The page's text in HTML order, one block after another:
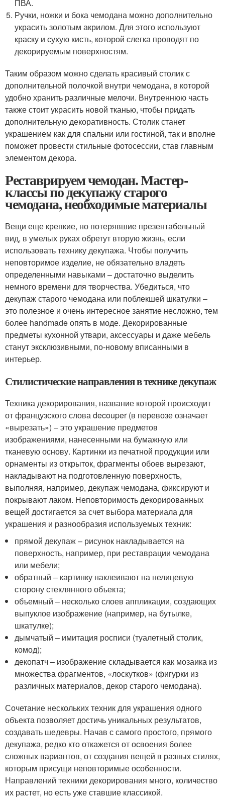
ПВА.
Ручки, ножки и бока чемодана можно дополнительно
украсить золотым акрилом. Для этого используют
краску и сухую кисть, которой слегка проводят по
декорируемым поверхностям.
Таким образом можно сделать красивый столик с
дополнительной полочкой внутри чемодана, в которой
удобно хранить различные мелочи. Внутреннюю часть
также стоит украсить новой тканью, чтобы придать
дополнительную декоративность. Столик станет
украшением как для спальни или гостиной, так и вполне
поможет провести стильные фотосессии, став главным
элементом декора.
Реставрируем чемодан. Мастер-
классы по декупажу старого
чемодана, необходимые материалы
Вещи еще крепкие, но потерявшие презентабельный
вид, в умелых руках обретут вторую жизнь, если
использовать технику декупажа. Чтобы получить
неповторимое изделие, не обязательно владеть
определенными навыками – достаточно выделить
немного времени для творчества. Убедиться, что
декупаж старого чемодана или поблекшей шкатулки –
это полезное и очень интересное занятие несложно, тем
более handmade опять в моде. Декорированные
предметы кухонной утвари, аксессуары и даже мебель
станут эксклюзивными, по-новому вписанными в
интерьер.
Стилистические направления в технике декупаж
Техника декорирования, название которой происходит
от французского слова decouper (в перевозе означает
«вырезать») – это украшение предметов
изображениями, нанесенными на бумажную или
тканевую основу. Картинки из печатной продукции или
орнаменты из открыток, фрагменты обоев вырезают,
накладывают на подготовленную поверхность,
выполняя, например, декупаж чемодана, фиксируют и
покрывают лаком. Неповторимость декорированных
вещей достигается за счет выбора материала для
украшения и разнообразия используемых техник:
прямой декупаж – рисунок накладывается на
поверхность, например, при реставрации чемодана
или мебели;
обратный – картинку наклеивают на нелицевую
сторону стеклянного объекта;
объемный – несколько слоев аппликации, создающих
выпуклое изображение (например, на бутылке,
шкатулке);
дымчатый – имитация росписи (туалетный столик,
комод);
декопатч – изображение складывается как мозаика из
множества фрагментов, «лоскутков» (фигурки из
различных материалов, декор старого чемодана).
Сочетание нескольких техник для украшения одного
объекта позволяет достичь уникальных результатов,
создавать шедевры. Начав с самого простого, прямого
декупажа, редко кто откажется от освоения более
сложных вариантов, от создания вещей в разных стилях,
которым присущи неповторимые особенности.
Направлений техники декорирования много, количество
их растет, но есть уже ставшие классикой.